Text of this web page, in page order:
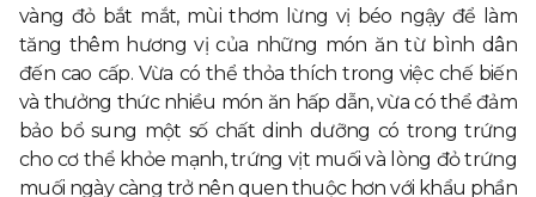
vàng đỏ bắt mắt, mùi thơm lừng vị béo ngậy để làm
tăng thêm hương vị của những món ăn từ bình dân
đến cao cấp. Vừa có thể thỏa thích trong việc chế biến
và thưởng thức nhiều món ăn hấp dẫn, vừa có thể đảm
bảo bổ sung một số chất dinh dưỡng có trong trứng
cho cơ thể khỏe mạnh, trứng vịt muối và lòng đỏ trứng
muối ngày càng trở nên quen thuộc hơn với khẩu phần